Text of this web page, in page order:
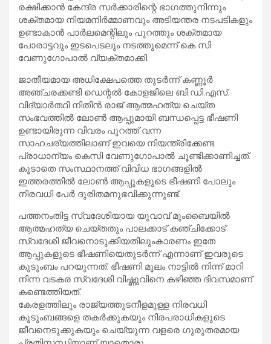
രക്ഷിക്കാൻ കേന്ദ്ര സർക്കാരിന്റെ ഭാഗത്തുനിന്നും
ശക്തമായ നിയമനിർമ്മാണവും അടിയന്തര നടപടികളും
ഉണ്ടാകാൻ പാർലമെന്റിലും പുറത്തും ശക്തമായ
പോരാട്ടവും ഇടപെടലും നടത്തുമെന്ന് കെ സി
വേണുഗോപാൽ വ്യക്തമാക്കി.
ജാതീയമായ അധിക്ഷേപത്തെ തുടർന്ന് കണ്ണൂർ
അഞ്ചരക്കണ്ടി ഡെന്റൽ കോളജിലെ ബി.ഡി.എസ്.
വിദ്യാർത്ഥി നിതിൻ രാജ് ആത്മഹത്യ ചെയ്ത
സംഭവത്തിൽ ലോൺ ആപ്പുമായി ബന്ധപ്പെട്ട ഭീഷണി
ഉണ്ടായിരുന്ന വിവരം പുറത്ത് വന്ന
സാഹചര്യത്തിലാണ് ഇവയെ നിയന്ത്രിക്കേണ്ട
പ്രാധാന്യം കെസി വേണുഗോപാൽ ചൂണ്ടിക്കാണിച്ചത്.
കൂടാതെ സംസ്ഥാനത്ത് വിവിധ ഭാഗങ്ങളിൽ
ഇത്തരത്തിൽ ലോൺ ആപ്പുകളുടെ ഭീഷണി പോലും
നിരവധി പേർ ദുരിതമനുഭവിക്കുന്നുണ്ട്.
പത്തനംതിട്ട സ്വദേശിയായ യുവാവ് മുംബൈയിൽ
ആത്മഹത്യ ചെയ്തതും പാലക്കാട്‌ കഞ്ചിക്കോട്
സ്വദേശി ജീവനൊടുക്കിയതിലുംകാരണം ഇതേ
ആപ്പുകളുടെ ഭീഷണിയെതുടർന്ന് എന്നാണ് ഇവരുടെ
കുടുംബം പറയുന്നത്. ഭീഷണി മൂലം നാട്ടിൽ നിന്ന് മാറി
നിന്ന വടകര സ്വദേശി വിഷ്ണുവിനെ കഴിഞ്ഞ ദിവസമാണ്
കണ്ടെത്തിയത്.
കേരളത്തിലും രാജ്യത്തുടനീളമുള്ള നിരവധി
കുടുംബങ്ങളെ തകർക്കുകയും നിരപരാധികളുടെ
ജീവനെടുക്കുകയും ചെയ്യുന്ന വളരെ ഗുരുതരമായ